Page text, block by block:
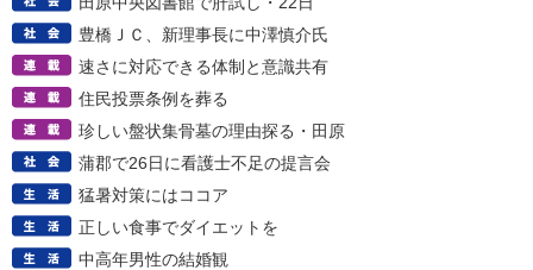
豊橋ＪＣ、新理事長に中澤慎介氏
速さに対応できる体制と意識共有
住民投票条例を葬る
珍しい盤状集骨墓の理由探る・田原
蒲郡で26日に看護士不足の提言会
猛暑対策にはココア
正しい食事でダイエットを
中高年男性の結婚観